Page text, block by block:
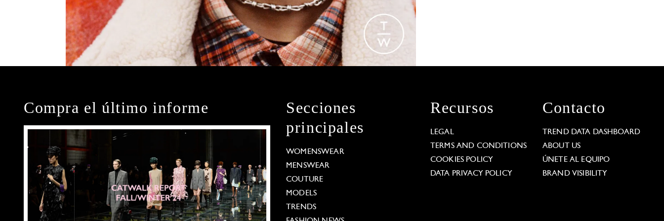
Compra el último informe
Secciones
principales
WOMENSWEAR
MENSWEAR
COUTURE
MODELS
TRENDS
Recursos
LEGAL
TERMS AND CONDITIONS
COOKIES POLICY
DATA PRIVACY POLICY
Contacto
TREND DATA DASHBOARD
ABOUT US
ÚNETE AL EQUIPO
BRAND VISIBILITY